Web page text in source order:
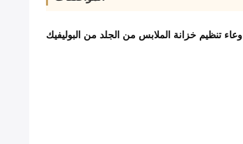
وعاء تنظيم خزانة الملابس من الجلد من البوليفيك